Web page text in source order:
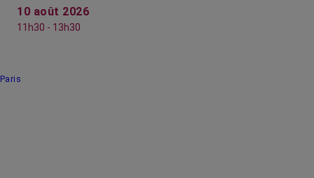
10 août 2026
11h30 - 13h30
Paris